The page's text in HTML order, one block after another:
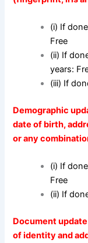
(i) If
Free
(ii) If
years:
(iii) If
Demographic
date of birth,
or any
(i) If
Free
(ii) If
Document
of identity and